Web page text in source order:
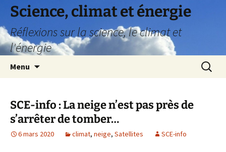
Science, climat et énergie
Réflexions sur la science, le climat et
l'énergie
Menu
SCE-info : La neige n’est pas près de
s’arrêter de tomber…
6 mars 2020 climat, neige, Satellites SCE-info